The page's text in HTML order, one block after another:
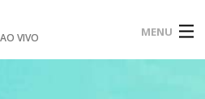
VIVO MENU